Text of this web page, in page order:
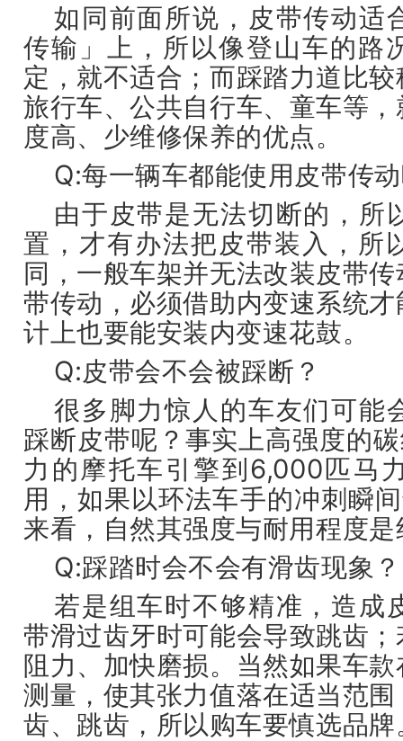
如同前面所说，皮带传动适
传输」上，所以像登山车的路
定，就不适合；而踩踏力道比
旅行车、公共自行车、童车等
度高、少维修保养的优点。
Q:每一辆车都能使用皮带传
由于皮带是无法切断的，所
置，才有办法把皮带装入，所
同，一般车架并无法改装皮带
带传动，必须借助内变速系统
计上也要能安装内变速花鼓。
Q:皮带会不会被踩断？
很多脚力惊人的车友们可能
踩断皮带呢？事实上高强度的
力的摩托车引擎到6,000匹马
用，如果以环法车手的冲刺瞬
来看，自然其强度与耐用程度
Q:踩踏时会不会有滑齿现象？
若是组车时不够精准，造成
带滑过齿牙时可能会导致跳齿
阻力、加快磨损。当然如果车
测量，使其张力值落在适当范
齿、跳齿，所以购车要慎选品牌